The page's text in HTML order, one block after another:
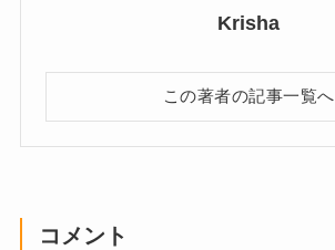
Krisha
この著者の記事一覧へ
コメント